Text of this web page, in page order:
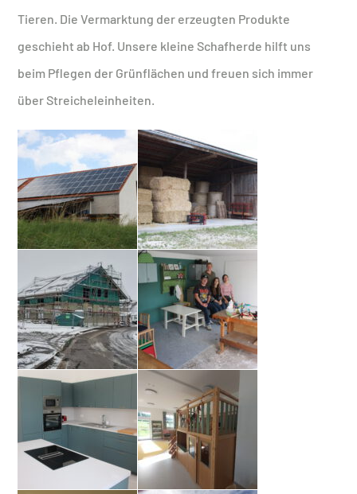
Tieren. Die Vermarktung der erzeugten Produkte
geschieht ab Hof. Unsere kleine Schafherde hilft uns
beim Pflegen der Grünflächen und freuen sich immer
über Streicheleinheiten.